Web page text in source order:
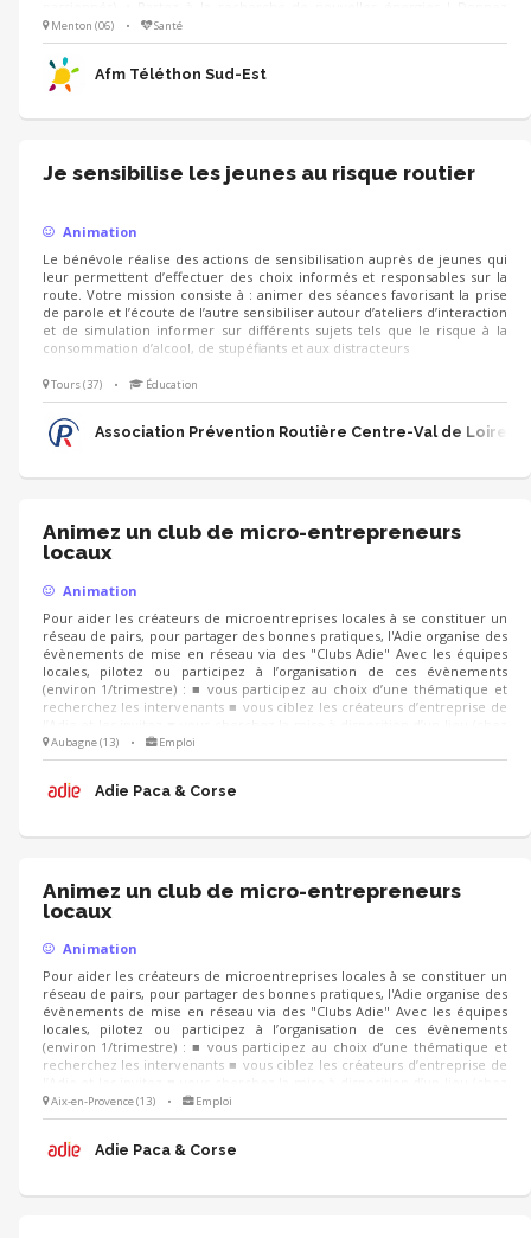
envie à de futurs partenaires de se lancer dans l'aventure pour faire
grimper la collecte. • Présentez avec votre coeur les combats, les
victoires et l'univers de l'AFM-Téléthon.
Menton (06) • Santé
Afm Téléthon Sud-Est
Je sensibilise les jeunes au risque routier
Animation
Le bénévole réalise des actions de sensibilisation auprès de jeunes qui
leur permettent d’effectuer des choix informés et responsables sur la
route. Votre mission consiste à : animer des séances favorisant la prise
de parole et l’écoute de l’autre sensibiliser autour d’ateliers d’interaction
et de simulation informer sur différents sujets tels que le risque à la
consommation d’alcool, de stupéfiants et aux distracteurs
Tours (37) • Éducation
Association Prévention Routière Centre-Val de Loire
Animez un club de micro-entrepreneurs
locaux
Animation
Pour aider les créateurs de microentreprises locales à se constituer un
réseau de pairs, pour partager des bonnes pratiques, l'Adie organise des
évènements de mise en réseau via des "Clubs Adie" Avec les équipes
locales, pilotez ou participez à l’organisation de ces évènements
(environ 1/trimestre) : ■ vous participez au choix d’une thématique et
recherchez les intervenants ■ vous ciblez les créateurs d’entreprise de
un partenaire, un client...) et préparez la logistique LE JOUR J, vous
pouvez co-animer les échanges, recueillir la satisfaction et les attentes
Aubagne (13) • Emploi
Adie Paca & Corse
Animez un club de micro-entrepreneurs
locaux
Animation
Pour aider les créateurs de microentreprises locales à se constituer un
réseau de pairs, pour partager des bonnes pratiques, l'Adie organise des
évènements de mise en réseau via des "Clubs Adie" Avec les équipes
locales, pilotez ou participez à l’organisation de ces évènements
(environ 1/trimestre) : ■ vous participez au choix d’une thématique et
recherchez les intervenants ■ vous ciblez les créateurs d’entreprise de
un partenaire, un client...) et préparez la logistique LE JOUR J, vous
pouvez co-animer les échanges, recueillir la satisfaction et les attentes
Aix-en-Provence (13) • Emploi
Adie Paca & Corse